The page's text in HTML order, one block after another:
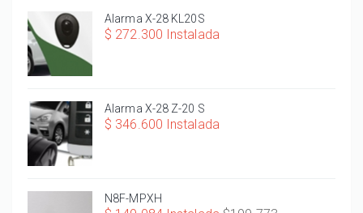
Alarma X-28 KL20S
$ 272.300 Instalada
Alarma X-28 Z-20 S
$ 346.600 Instalada
N8F-MPXH